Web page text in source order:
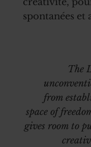
spontanées et
The
from
space of
gives room to